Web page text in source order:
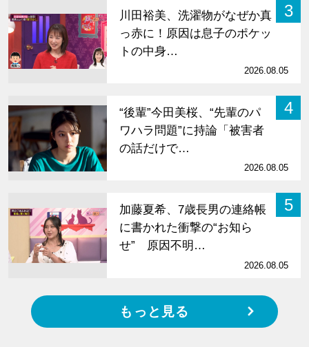
3
川田裕美、洗濯物がなぜか真
っ赤に！原因は息子のポケッ
トの中身…
2026.08.05
4
“後輩”今田美桜、“先輩のパ
ワハラ問題”に持論「被害者
の話だけで…
2026.08.05
5
加藤夏希、7歳長男の連絡帳
に書かれた衝撃の“お知ら
せ” 原因不明…
2026.08.05
もっと見る